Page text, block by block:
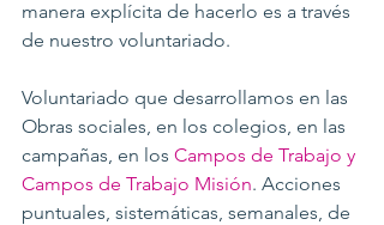
manera explícita de hacerlo es a través
de nuestro voluntariado.
Voluntariado que desarrollamos en las
Obras sociales, en los colegios, en las
campañas, en los Campos de Trabajo y
Campos de Trabajo Misión. Acciones
puntuales, sistemáticas, semanales, de